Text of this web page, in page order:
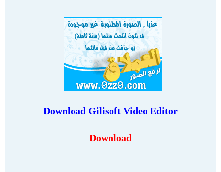
Download Gilisoft Video Editor
Download